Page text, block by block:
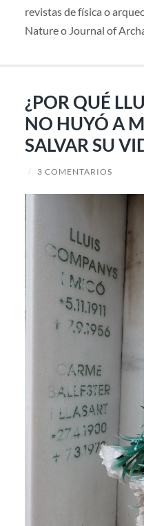
revistas de física o
Nature o Journal of
¿POR QUÉ
NO HUYÓ A
SALVAR SU
/ 3 COMENTARIOS